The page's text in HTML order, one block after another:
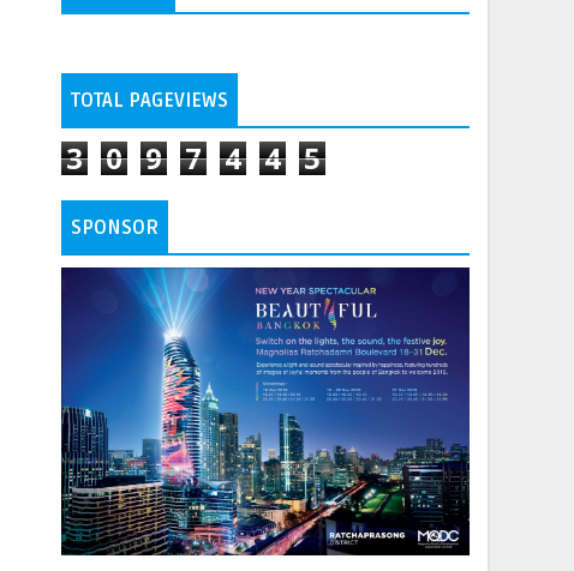
TOTAL PAGEVIEWS
3 0 9 7 4 4 5
SPONSOR